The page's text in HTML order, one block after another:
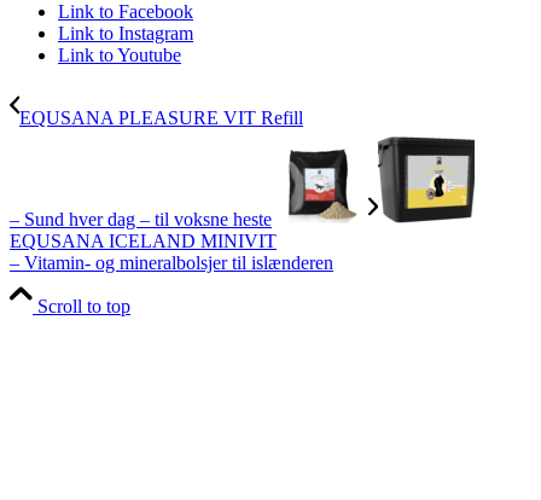
Link to Facebook
Link to Instagram
Link to Youtube
EQUSANA PLEASURE VIT Refill
– Sund hver dag – til voksne heste
EQUSANA ICELAND MINIVIT
– Vitamin- og mineralbolsjer til islænderen
Scroll to top